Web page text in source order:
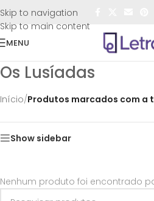
Skip to navigation
Skip to main content
FRETE GRÁTIS
MENU
Os Lusíadas
Início/Produtos marcados com a
Show sidebar
Nenhum produto foi encontrado